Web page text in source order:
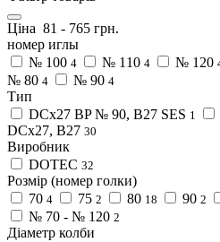
Ціна 81 - 765 грн.
номер иглы
№ 100 4 № 110 4 № 120
№ 80 4 № 90 4
Тип
DCx27 BP № 90, B27 SES 1
DCx27, B27 30
Виробник
DOTEC 32
Розмір (номер голки)
70 4 75 2 80 18 90 2
№ 70 - № 120 2
Діаметр колби